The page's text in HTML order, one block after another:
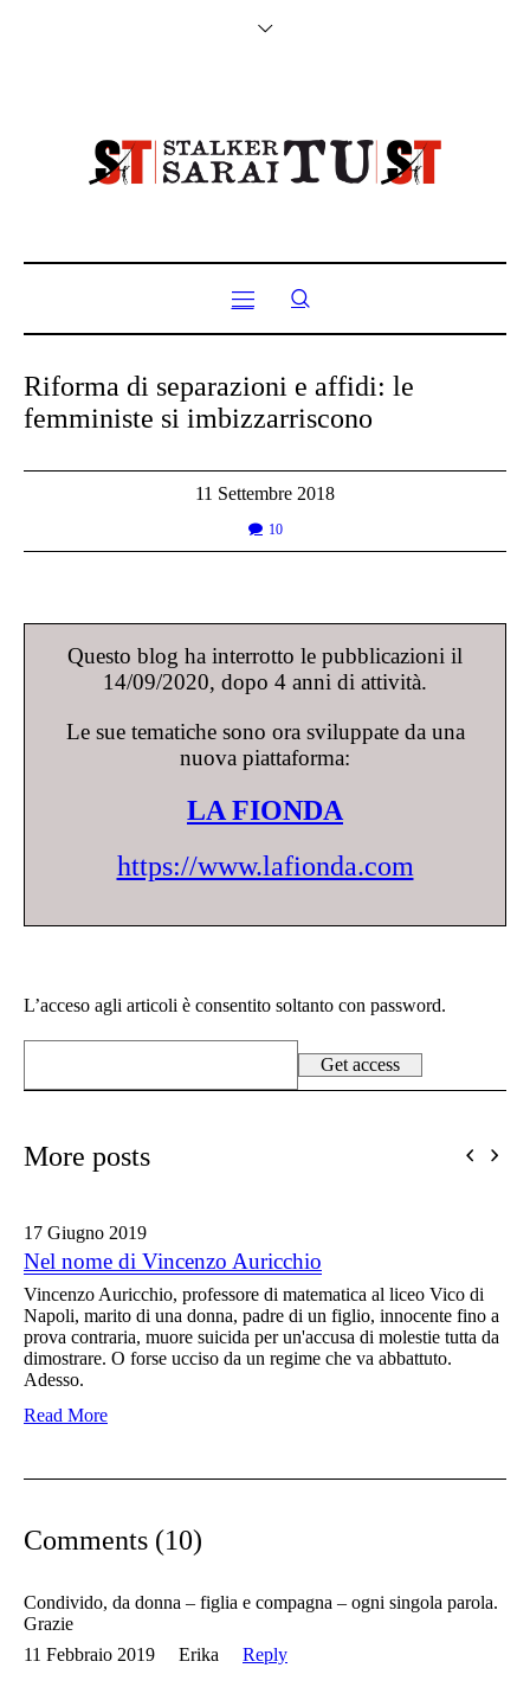
Riforma di separazioni e affidi: le
femministe si imbizzarriscono
11 Settembre 2018
10
Questo blog ha interrotto le pubblicazioni il
14/09/2020, dopo 4 anni di attività.
Le sue tematiche sono ora sviluppate da una
nuova piattaforma:
LA FIONDA
https://www.lafionda.com
L’acceso agli articoli è consentito soltanto con password.
More posts
17 Giugno 2019
Nel nome di Vincenzo Auricchio
Vincenzo Auricchio, professore di matematica al liceo Vico di
Napoli, marito di una donna, padre di un figlio, innocente fino a
prova contraria, muore suicida per un'accusa di molestie tutta da
dimostrare. O forse ucciso da un regime che va abbattuto.
Adesso.
Read More
Comments (10)
Condivido, da donna – figlia e compagna – ogni singola parola.
Grazie
11 Febbraio 2019
Erika Reply